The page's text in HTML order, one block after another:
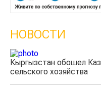
НОВОСТИ
Кыргызстан обошел
сельского хозяйства